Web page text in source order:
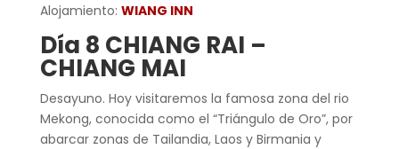
Alojamiento: WIANG INN
Día 8 CHIANG RAI –
CHIANG MAI
Desayuno. Hoy visitaremos la famosa zona del rio
Mekong, conocida como el “Triángulo de Oro”, por
abarcar zonas de Tailandia, Laos y Birmania y